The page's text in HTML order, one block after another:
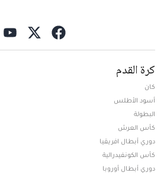
كرة القدم
كان
أسود الأطلس
البطولة
كأس العرش
دوري أبطال افريقيا
كأس الكونفيدرالية
دوري أبطال أوروبا